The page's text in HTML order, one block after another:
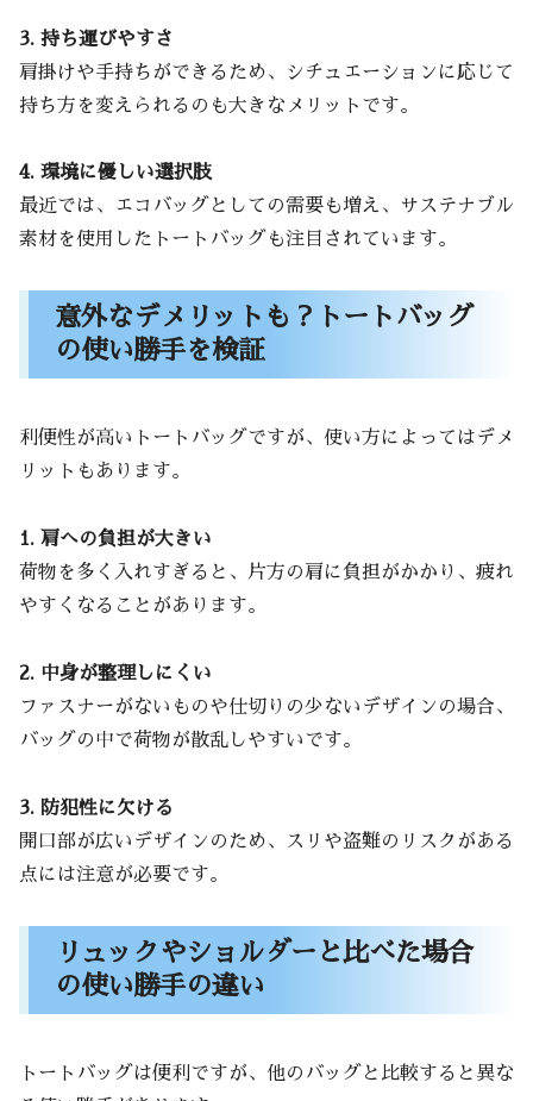
3. 持ち運びやすさ
肩掛けや手持ちができるため、シチュエーションに応じて
持ち方を変えられるのも大きなメリットです。
4. 環境に優しい選択肢
最近では、エコバッグとしての需要も増え、サステナブル
素材を使用したトートバッグも注目されています。
意外なデメリットも？トートバッグ
の使い勝手を検証
利便性が高いトートバッグですが、使い方によってはデメ
リットもあります。
1. 肩への負担が大きい
荷物を多く入れすぎると、片方の肩に負担がかかり、疲れ
やすくなることがあります。
2. 中身が整理しにくい
ファスナーがないものや仕切りの少ないデザインの場合、
バッグの中で荷物が散乱しやすいです。
3. 防犯性に欠ける
開口部が広いデザインのため、スリや盗難のリスクがある
点には注意が必要です。
リュックやショルダーと比べた場合
の使い勝手の違い
トートバッグは便利ですが、他のバッグと比較すると異な